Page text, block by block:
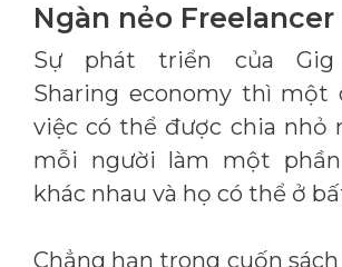
Ngàn nẻo Freelancer
Sự phát triển của Gig
Sharing economy thì một
việc có thể được chia nhỏ
mỗi người làm một
khác nhau và họ có thể ở
Chẳng hạn trong cuốn sách